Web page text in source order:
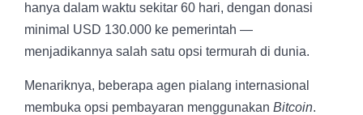
hanya dalam waktu sekitar 60 hari, dengan donasi
minimal USD 130.000 ke pemerintah —
menjadikannya salah satu opsi termurah di dunia.
Menariknya, beberapa agen pialang internasional
membuka opsi pembayaran menggunakan Bitcoin.